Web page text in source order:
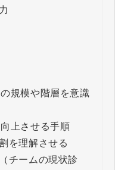
規模や階層を意識
上させる手順
を理解させる
チームの現状診